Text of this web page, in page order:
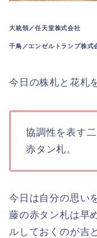
大統領／任天堂株式会社
千鳥／エンゼルトランプ株式
今日の株札と花札
協調性を表す
赤タン札。
今日は自分の思い
藤の赤タン札は早
ルしておくのが吉